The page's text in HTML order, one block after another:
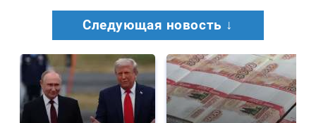
Следующая новость ↓